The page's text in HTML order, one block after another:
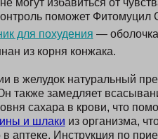
могут избавиться от
поможет Фитомуцил
для похудения —
из корня конжака.
в желудок натуральный
также замедляет
сахара в крови, что
и шлаки из организма,
аптеке. Инструкция по